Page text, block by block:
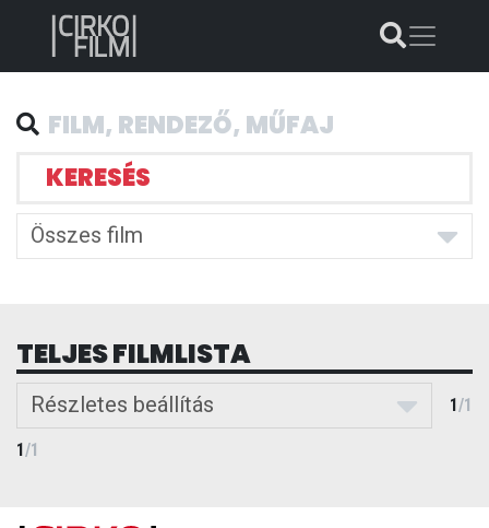
KERESÉS
Összes film
TELJES FILMLISTA
Részletes beállítás 1/1
1/1